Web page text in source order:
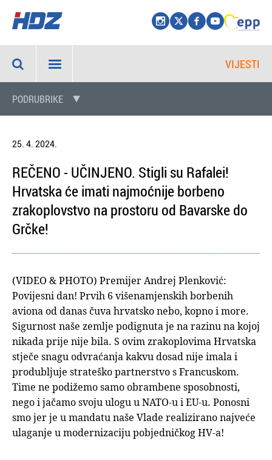
VIJESTI
PODRUBRIKE
25. 4. 2024.
REČENO - UČINJENO. Stigli su Rafalei!
Hrvatska će imati najmoćnije borbeno
zrakoplovstvo na prostoru od Bavarske do
Grčke!
(VIDEO & PHOTO) Premijer Andrej Plenković:
Povijesni dan! Prvih 6 višenamjenskih borbenih
aviona od danas čuva hrvatsko nebo, kopno i more.
Sigurnost naše zemlje podignuta je na razinu na kojoj
nikada prije nije bila. S ovim zrakoplovima Hrvatska
stječe snagu odvraćanja kakvu dosad nije imala i
produbljuje strateško partnerstvo s Francuskom.
Time ne podižemo samo obrambene sposobnosti,
nego i jačamo svoju ulogu u NATO-u i EU-u. Ponosni
smo jer je u mandatu naše Vlade realizirano najveće
ulaganje u modernizaciju pobjedničkog HV-a!